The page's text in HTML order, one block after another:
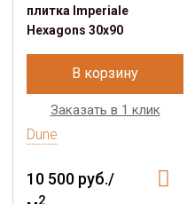
плитка Imperiale
Hexagons 30x90
В корзину
Заказать в 1 клик
Dune
10 500 руб./
2